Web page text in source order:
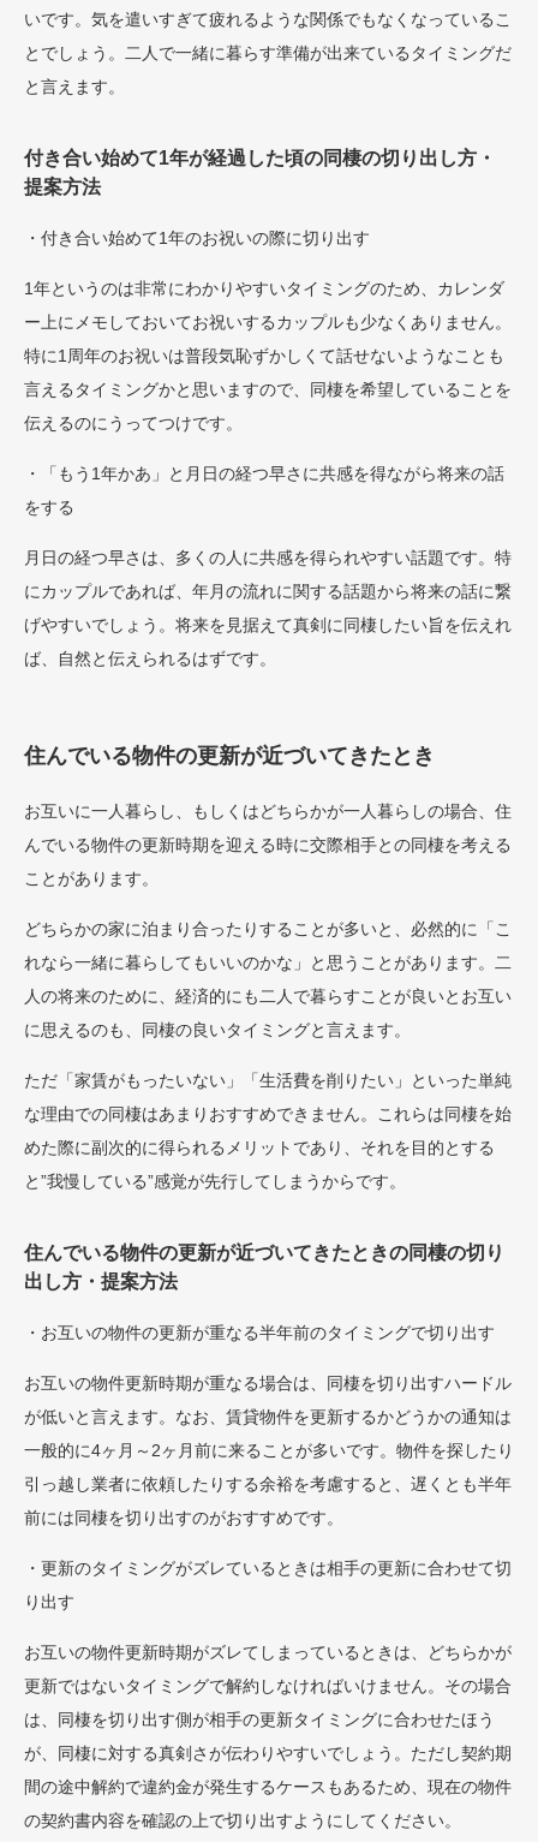
いです。気を遣いすぎて疲れるような関係でもなくなっているこ
とでしょう。二人で一緒に暮らす準備が出来ているタイミングだ
と言えます。
付き合い始めて1年が経過した頃の同棲の切り出し方・
提案方法
・付き合い始めて1年のお祝いの際に切り出す
1年というのは非常にわかりやすいタイミングのため、カレンダ
ー上にメモしておいてお祝いするカップルも少なくありません。
特に1周年のお祝いは普段気恥ずかしくて話せないようなことも
言えるタイミングかと思いますので、同棲を希望していることを
伝えるのにうってつけです。
・「もう1年かあ」と月日の経つ早さに共感を得ながら将来の話
をする
月日の経つ早さは、多くの人に共感を得られやすい話題です。特
にカップルであれば、年月の流れに関する話題から将来の話に繋
げやすいでしょう。将来を見据えて真剣に同棲したい旨を伝えれ
ば、自然と伝えられるはずです。
住んでいる物件の更新が近づいてきたとき
お互いに一人暮らし、もしくはどちらかが一人暮らしの場合、住
んでいる物件の更新時期を迎える時に交際相手との同棲を考える
ことがあります。
どちらかの家に泊まり合ったりすることが多いと、必然的に「こ
れなら一緒に暮らしてもいいのかな」と思うことがあります。二
人の将来のために、経済的にも二人で暮らすことが良いとお互い
に思えるのも、同棲の良いタイミングと言えます。
ただ「家賃がもったいない」「生活費を削りたい」といった単純
な理由での同棲はあまりおすすめできません。これらは同棲を始
めた際に副次的に得られるメリットであり、それを目的とする
と”我慢している”感覚が先行してしまうからです。
住んでいる物件の更新が近づいてきたときの同棲の切り
出し方・提案方法
・お互いの物件の更新が重なる半年前のタイミングで切り出す
お互いの物件更新時期が重なる場合は、同棲を切り出すハードル
が低いと言えます。なお、賃貸物件を更新するかどうかの通知は
一般的に4ヶ月～2ヶ月前に来ることが多いです。物件を探したり
引っ越し業者に依頼したりする余裕を考慮すると、遅くとも半年
前には同棲を切り出すのがおすすめです。
・更新のタイミングがズレているときは相手の更新に合わせて切
り出す
お互いの物件更新時期がズレてしまっているときは、どちらかが
更新ではないタイミングで解約しなければいけません。その場合
は、同棲を切り出す側が相手の更新タイミングに合わせたほう
が、同棲に対する真剣さが伝わりやすいでしょう。ただし契約期
間の途中解約で違約金が発生するケースもあるため、現在の物件
の契約書内容を確認の上で切り出すようにしてください。